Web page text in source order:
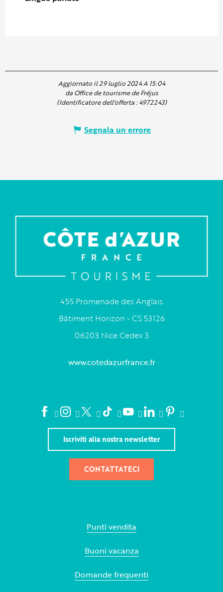
Aggiornato il 29 luglio 2024 A 15:04
da Office de tourisme de Fréjus
(Identificatore dell'offerta :4972243)
Segnala un errore
455 Promenade des Anglais
Bâtiment Horizon - CS 53126
06203 Nice Cedex 3
www.cotedazurfrance.fr
Iscriviti alla nostra newsletter
CONTATTATECI
Punti vendita
Buoni vacanza
Domande frequenti